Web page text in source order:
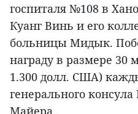
госпиталя №108 в
Куанг Винь и его
больницы Мидык.
награду в размере 30
1.300 долл. США)
генерального